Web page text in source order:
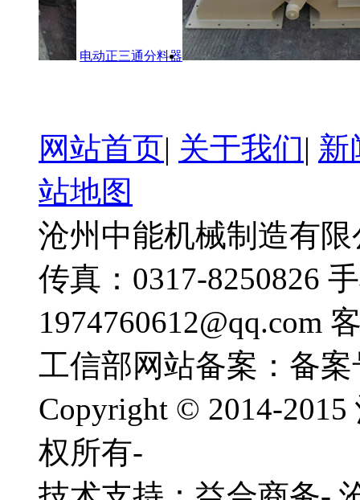
电动正三通分料器
网站首页| 关于我们| 新
站地图
沧州中能机械制造有限
传真：0317-8250826
1974760612@qq.com
工信部网站备案：备案
Copyright © 2014-
权所有-